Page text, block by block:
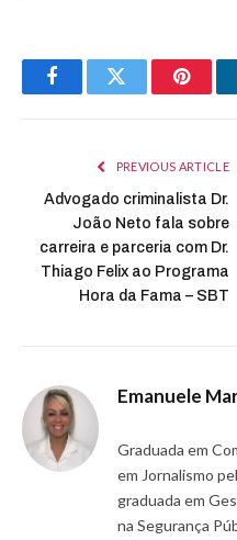
FacebookTwitter
PREVIOUS ARTICLE
Advogado criminalista Dr.
João Neto fala sobre
carreira e parceria com Dr.
Thiago Felix ao Programa
Hora da Fama – SBT
Emanuele
Graduada em
em Jornalismo
graduada em
na Segurança